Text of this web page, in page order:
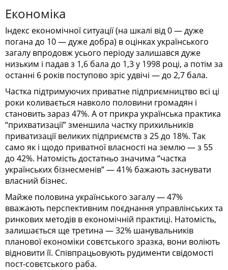
Економіка
Індекс економічної ситуації (на шкалі від 0 — дуже
погана до 10 — дуже добра) в оцінках українського
загалу впродовж усього періоду залишався дуже
низьким і падав з 1,6 бала до 1,3 у 1998 році, а потім за
останні 6 років поступово зріс удвічі — до 2,7 бала.
Частка підтримуючих приватне підприємництво всі ці
роки коливається навколо половини громадян і
становить зараз 47%. А от прикра українська практика
“прихватизації” зменшила частку прихильників
приватизації великих підприємств з 25 до 18%. Так
само як і щодо приватної власності на землю — з 55
до 42%. Натомість достатньо значима “частка
українських бізнесменів” — 41% бажають заснувати
власний бізнес.
Майже половина українського загалу — 47%
вважають перспективним поєднання управлінських та
ринкових методів в економічній практиці. Натомість,
залишається ще третина — 32% шанувальників
планової економіки совєтського зразка, вони воліють
відновити її. Співпрацьовують рудименти свідомості
пост-совєтського раба.